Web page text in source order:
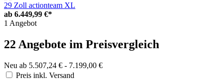
29 Zoll actionteam XL
ab 6.449,99 €*
1 Angebot
22 Angebote im Preisvergleich
Neu ab 5.507,24 € - 7.199,00 €
Preis inkl. Versand